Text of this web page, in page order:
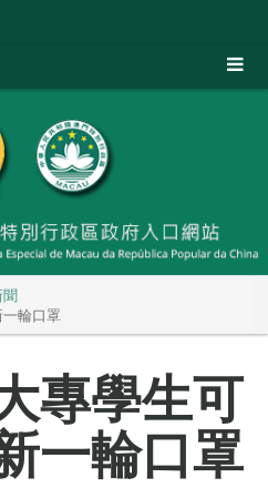
聞
輪口罩
專學生可
一輪口罩